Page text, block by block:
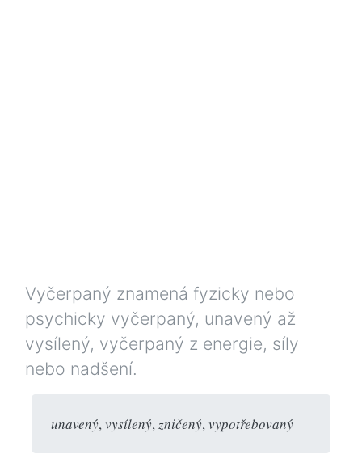
Vyčerpaný znamená fyzicky nebo
psychicky vyčerpaný, unavený až
vysílený, vyčerpaný z energie, síly
nebo nadšení.
unavený,vysílený,zničený,vypotřebovaný